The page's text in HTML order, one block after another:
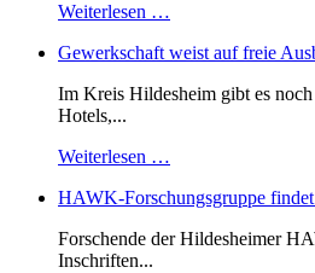
Weiterlesen …
Gewerkschaft weist auf freie
Im Kreis Hildesheim gibt es
Hotels,...
Weiterlesen …
HAWK-Forschungsgruppe
Forschende der Hildesheimer
Inschriften...